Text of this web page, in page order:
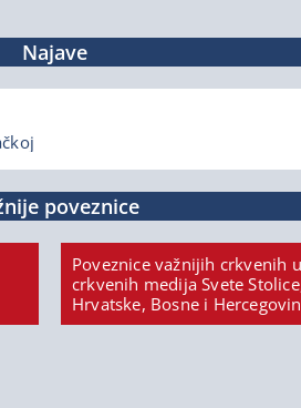
Najave
poveznice
Poveznice važnijih crkvenih
crkvenih medija Svete
Hrvatske, Bosne i